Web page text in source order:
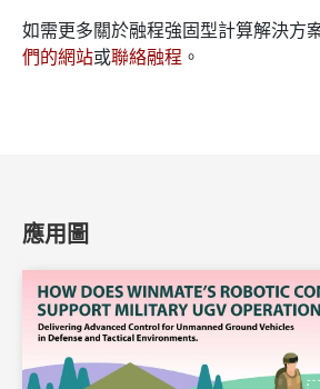
如需更多關於融程強固型計算解決方
們的網站或聯絡融程 。
應用圖